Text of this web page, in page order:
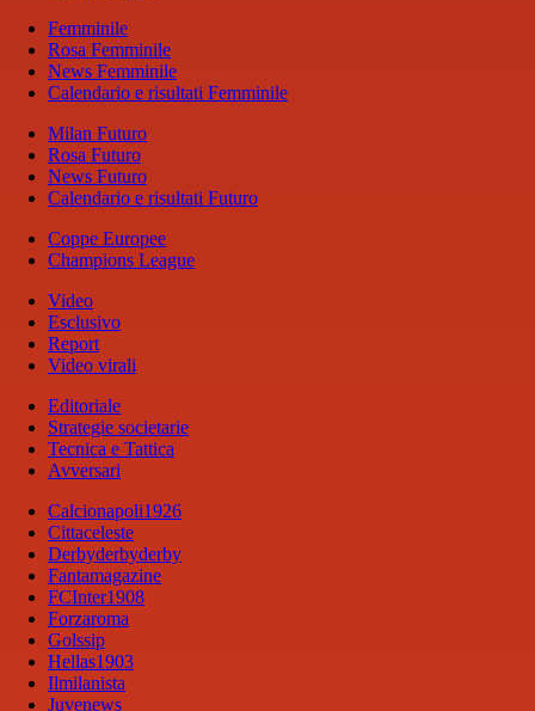
Femminile
Rosa Femminile
News Femminile
Calendario e risultati Femminile
Milan Futuro
Rosa Futuro
News Futuro
Calendario e risultati Futuro
Coppe Europee
Champions League
Video
Esclusivo
Report
Video virali
Editoriale
Strategie societarie
Tecnica e Tattica
Avversari
Calcionapoli1926
Cittaceleste
Derbyderbyderby
Fantamagazine
FCInter1908
Forzaroma
Golssip
Hellas1903
Ilmilanista
Juvenews